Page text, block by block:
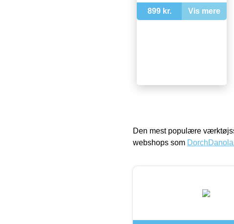
899 kr. Vis mere
Den mest populære
webshops som